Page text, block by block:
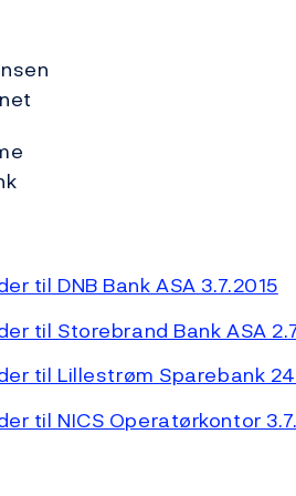
til DNB Bank ASA 3.7.2015
til Storebrand Bank ASA
til Lillestrøm Sparebank
til NICS Operatørkontor